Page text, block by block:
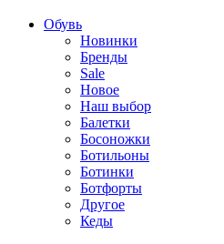
Обувь
Новинки
Бренды
Sale
Новое
Наш выбор
Балетки
Босоножки
Ботильоны
Ботинки
Ботфорты
Другое
Кеды